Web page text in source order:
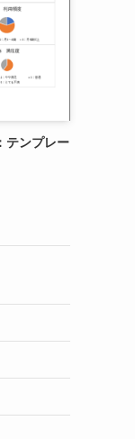
テンプレー